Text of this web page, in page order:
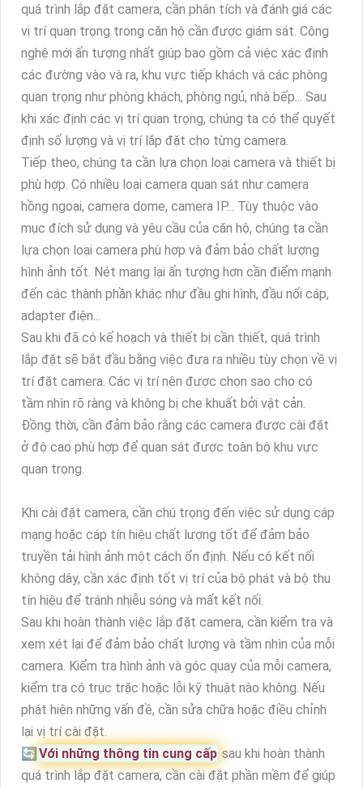
quá trình lắp đặt camera, cần phân tích và đánh giá các
vị trí quan trọng trong căn hộ cần được giám sát. Công
nghệ mới ấn tượng nhất giúp bao gồm cả việc xác định
các đường vào và ra, khu vực tiếp khách và các phòng
quan trọng như phòng khách, phòng ngủ, nhà bếp... Sau
khi xác định các vị trí quan trọng, chúng ta có thể quyết
định số lượng và vị trí lắp đặt cho từng camera.
Tiếp theo, chúng ta cần lựa chọn loại camera và thiết bị
phù hợp. Có nhiều loại camera quan sát như camera
hồng ngoại, camera dome, camera IP... Tùy thuộc vào
mục đích sử dụng và yêu cầu của căn hộ, chúng ta cần
lựa chọn loại camera phù hợp và đảm bảo chất lượng
hình ảnh tốt. Nét mang lại ấn tượng hơn cần điểm mạnh
đến các thành phần khác như đầu ghi hình, đầu nối cáp,
adapter điện...
Sau khi đã có kế hoạch và thiết bị cần thiết, quá trình
lắp đặt sẽ bắt đầu bằng việc đưa ra nhiều tùy chọn về vị
trí đặt camera. Các vị trí nên được chọn sao cho có
tầm nhìn rõ ràng và không bị che khuất bởi vật cản.
Đồng thời, cần đảm bảo rằng các camera được cài đặt
ở độ cao phù hợp để quan sát được toàn bộ khu vực
quan trọng.
Khi cài đặt camera, cần chú trọng đến việc sử dụng cáp
mạng hoặc cáp tín hiệu chất lượng tốt để đảm bảo
truyền tải hình ảnh một cách ổn định. Nếu có kết nối
không dây, cần xác định tốt vị trí của bộ phát và bộ thu
tín hiệu để tránh nhiễu sóng và mất kết nối.
Sau khi hoàn thành việc lắp đặt camera, cần kiểm tra và
xem xét lại để đảm bảo chất lượng và tầm nhìn của mỗi
camera. Kiểm tra hình ảnh và góc quay của mỗi camera,
kiểm tra có trục trặc hoặc lỗi kỹ thuật nào không. Nếu
phát hiện những vấn đề, cần sửa chữa hoặc điều chỉnh
lại vị trí cài đặt.
🔄 Với những thông tin cung cấp sau khi hoàn thành
quá trình lắp đặt camera, cần cài đặt phần mềm để giúp